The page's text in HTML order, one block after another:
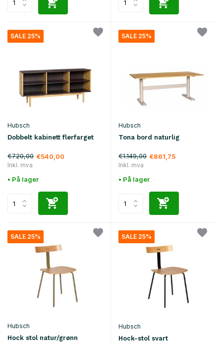
SALE 25%
Hubsch
Dobbelt kabinett flerfarget
€720,00 €540,00
Inkl. mva
• På lager
SALE 25%
Hubsch
Tona bord naturlig
€1.149,00 €861,75
Inkl. mva
• På lager
SALE 25%
Hubsch
Hock stol natur/grønn
SALE 25%
Hubsch
Hock-stol svart